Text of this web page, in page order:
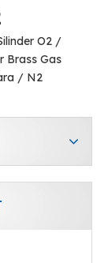
O2 /
Brass Gas
/ N2